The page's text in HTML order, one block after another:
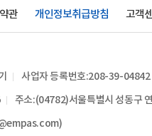
관 개인정보취급방침 고객
사업자 등록번호:208-39-04842
주소:(04782)서울특별시 성동구